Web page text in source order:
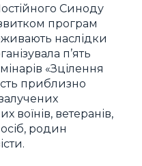
Синоду
програм
наслідки
п’ять
«Зцілення
приблизно
воїнів, ветеранів,
родин